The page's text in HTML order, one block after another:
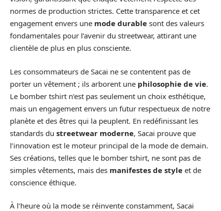
normes de production strictes. Cette transparence et cet
engagement envers une mode durable sont des valeurs
fondamentales pour l’avenir du streetwear, attirant une
clientèle de plus en plus consciente.
Les consommateurs de Sacai ne se contentent pas de
porter un vêtement ; ils arborent une philosophie de vie.
Le bomber tshirt n’est pas seulement un choix esthétique,
mais un engagement envers un futur respectueux de notre
planète et des êtres qui la peuplent. En redéfinissant les
standards du streetwear moderne, Sacai prouve que
l’innovation est le moteur principal de la mode de demain.
Ses créations, telles que le bomber tshirt, ne sont pas de
simples vêtements, mais des manifestes de style et de
conscience éthique.
À l’heure où la mode se réinvente constamment, Sacai